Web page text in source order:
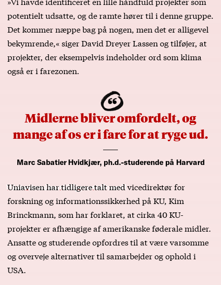
potentielt udsatte, og de ramte hører til i denne gruppe.
Det kommer næppe bag på nogen, men det er alligevel
bekymrende,« siger David Dreyer Lassen og tilføjer, at
projekter, der eksempelvis indeholder ord som klima
også er i farezonen.
Midlerne bliver omfordelt, og
mange af os er i fare for at ryge ud.
Marc Sabatier Hvidkjær, ph.d.-studerende på Harvard
Uniavisen har tidligere talt medvicedirektør for
forskning og informationssikkerhed på KU, Kim
Brinckmann, som har forklaret, at cirka 40 KU-
projekter er afhængige af amerikanske føderale midler.
Ansatte og studerende opfordres til at være varsomme
og overveje alternativer til samarbejder og ophold i
USA.